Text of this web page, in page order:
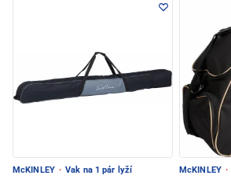
McKINLEY · Vak na 1 pár lyží McKINLEY ·